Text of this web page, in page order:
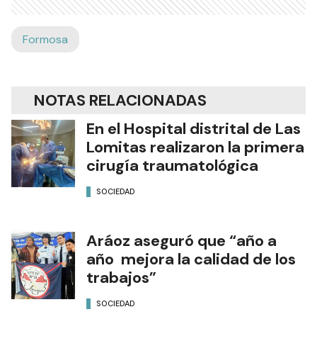
Formosa
NOTAS RELACIONADAS
En el Hospital distrital de Las
Lomitas realizaron la primera
cirugía traumatológica
SOCIEDAD
Aráoz aseguró que “año a
año mejora la calidad de los
trabajos”
SOCIEDAD